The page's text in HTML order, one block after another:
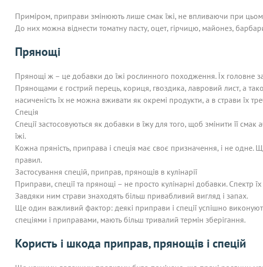
Приміром, приправи змінюють лише смак їжі, не впливаючи при
До них можна віднести томатну пасту, оцет, гірчицю, майонез,
Прянощі
Прянощі ж – це добавки до їжі рослинного походження. Їх головне
Прянощами є гострий перець, кориця, гвоздика, лавровий лист, а
насиченість їх не можна вживати як окремі продукти, а в страви їх
Спеція
Спеції застосовуються як добавки в їжу для того, щоб змінити її
їжі.
Кожна пряність, приправа і спеція має своє призначення, і не одне.
правил.
Застосування спецій, приправ, прянощів в кулінарії
Приправи, спеції та прянощі – не просто кулінарні добавки. Спектр
Завдяки ним страви знаходять більш привабливий вигляд і запах.
Ще один важливий фактор: деякі приправи і спеції успішно
спеціями і приправами, мають більш тривалий термін зберігання.
Користь і шкода приправ, прянощів і спецій